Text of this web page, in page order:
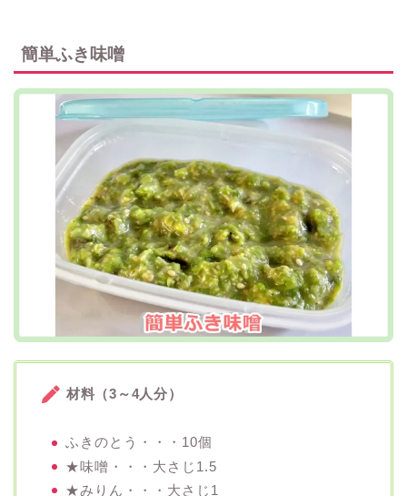
簡単ふき味噌
材料（3～4人分）
ふきのとう・・・10個
★味噌・・・大さじ1.5
★みりん・・・大さじ1